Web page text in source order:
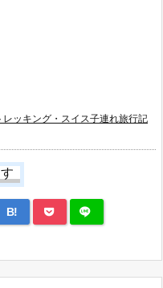
レッキング・スイス子連れ旅行記
B!